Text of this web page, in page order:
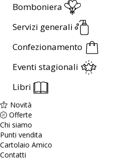
Bomboniera
Servizi generali
Confezionamento
Eventi stagionali
Libri
Novità
Offerte
Chi siamo
Punti vendita
Cartolaio Amico
Contatti